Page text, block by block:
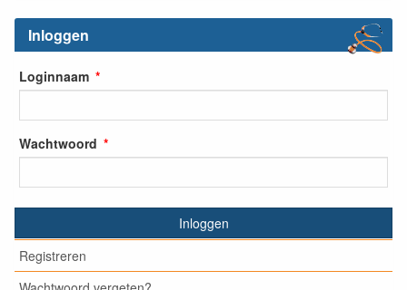
Inloggen
Loginnaam
Wachtwoord
Inloggen
Registreren